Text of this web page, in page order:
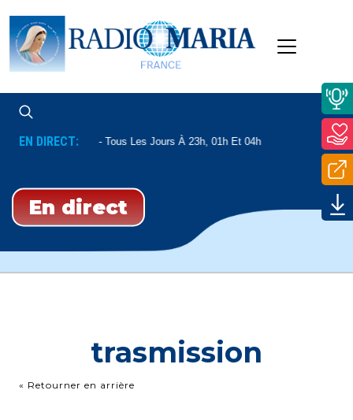
EN DIRECT:
Enseignement Tous Les Jours À 23h, 01h Et 04h
En direct
trasmission
« Retourner en arrière